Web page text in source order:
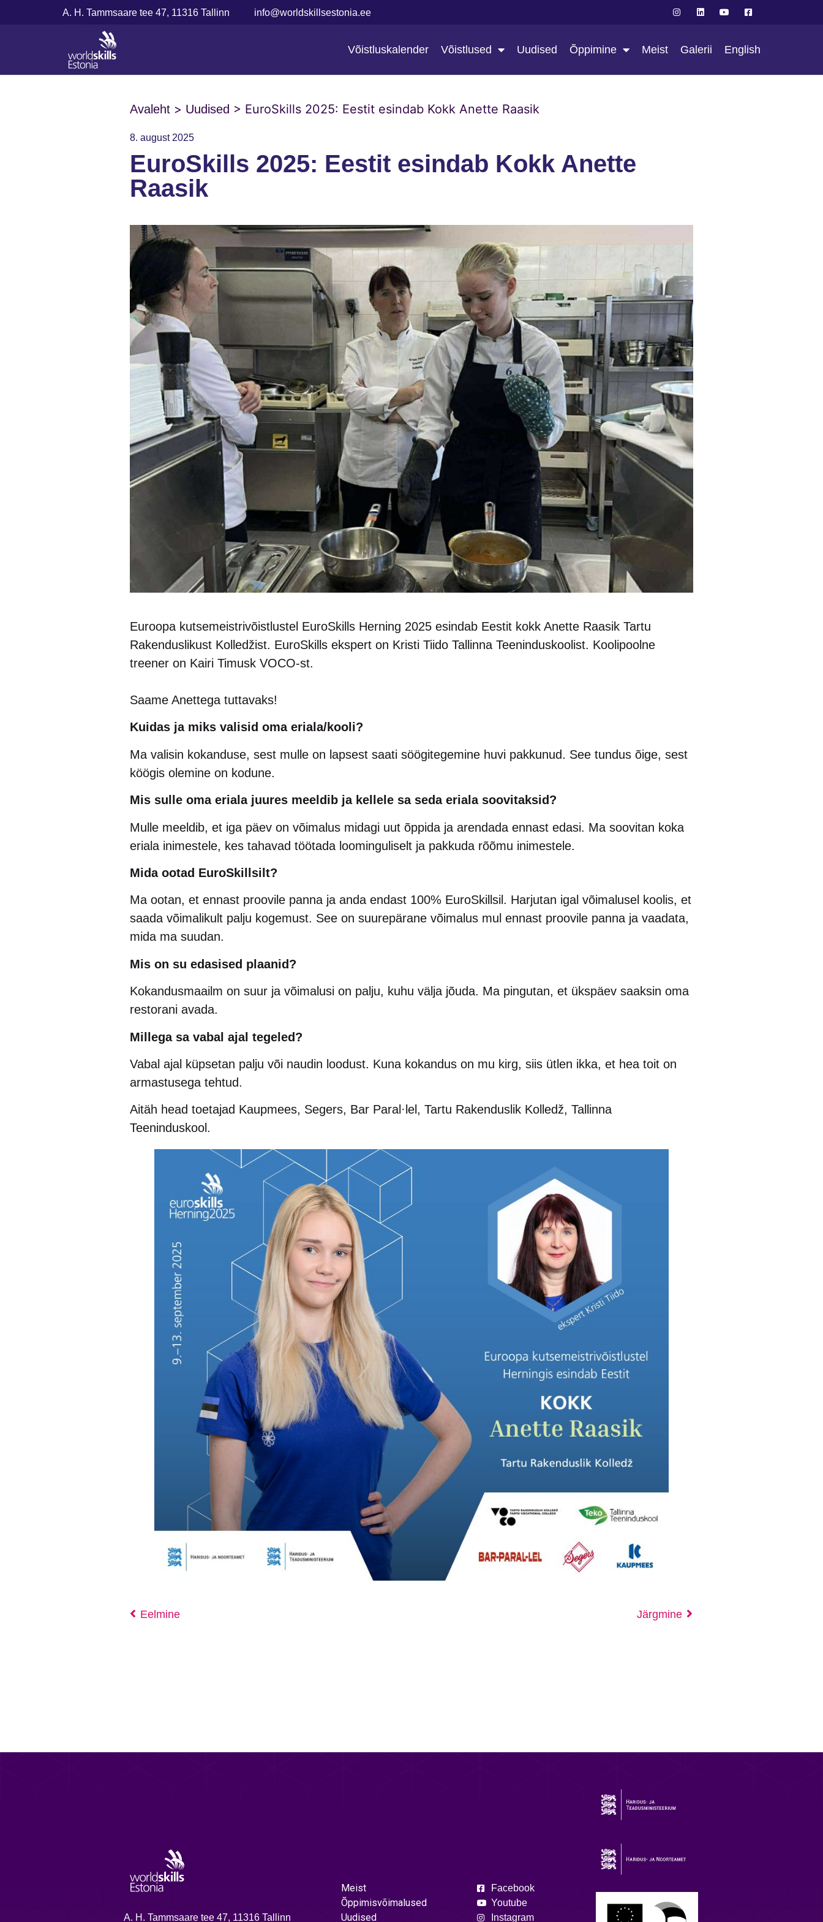
A. H. Tammsaare tee 47, 11316 Tallinn info@worldskillsestonia.ee
Võistluskalender Võistlused Uudised Õppimine Meist Galerii English
Avaleht > Uudised > EuroSkills 2025: Eestit esindab Kokk Anette Raasik
8. august 2025
EuroSkills 2025: Eestit esindab Kokk Anette
Raasik
Euroopa kutsemeistrivõistlustel EuroSkills Herning 2025 esindab Eestit kokk Anette Raasik Tartu
Rakenduslikust Kolledžist. EuroSkills ekspert on Kristi Tiido Tallinna Teeninduskoolist. Koolipoolne
treener on Kairi Timusk VOCO-st.
Saame Anettega tuttavaks!
Kuidas ja miks valisid oma eriala/kooli?
Ma valisin kokanduse, sest mulle on lapsest saati söögitegemine huvi pakkunud. See tundus õige, sest
köögis olemine on kodune.
Mis sulle oma eriala juures meeldib ja kellele sa seda eriala soovitaksid?
Mulle meeldib, et iga päev on võimalus midagi uut õppida ja arendada ennast edasi. Ma soovitan koka
eriala inimestele, kes tahavad töötada loominguliselt ja pakkuda rõõmu inimestele.
Mida ootad EuroSkillsilt?
Ma ootan, et ennast proovile panna ja anda endast 100% EuroSkillsil. Harjutan igal võimalusel koolis, et
saada võimalikult palju kogemust. See on suurepärane võimalus mul ennast proovile panna ja vaadata,
mida ma suudan.
Mis on su edasised plaanid?
Kokandusmaailm on suur ja võimalusi on palju, kuhu välja jõuda. Ma pingutan, et ükspäev saaksin oma
restorani avada.
Millega sa vabal ajal tegeled?
Vabal ajal küpsetan palju või naudin loodust. Kuna kokandus on mu kirg, siis ütlen ikka, et hea toit on
armastusega tehtud.
Aitäh head toetajad Kaupmees, Segers, Bar Paral·lel, Tartu Rakenduslik Kolledž, Tallinna
Teeninduskool.
Eelmine Järgmine
A. H. Tammsaare tee 47, 11316 Tallinn
Meist
Õppimisvõimalused
Uudised
Facebook
Youtube
Instagram